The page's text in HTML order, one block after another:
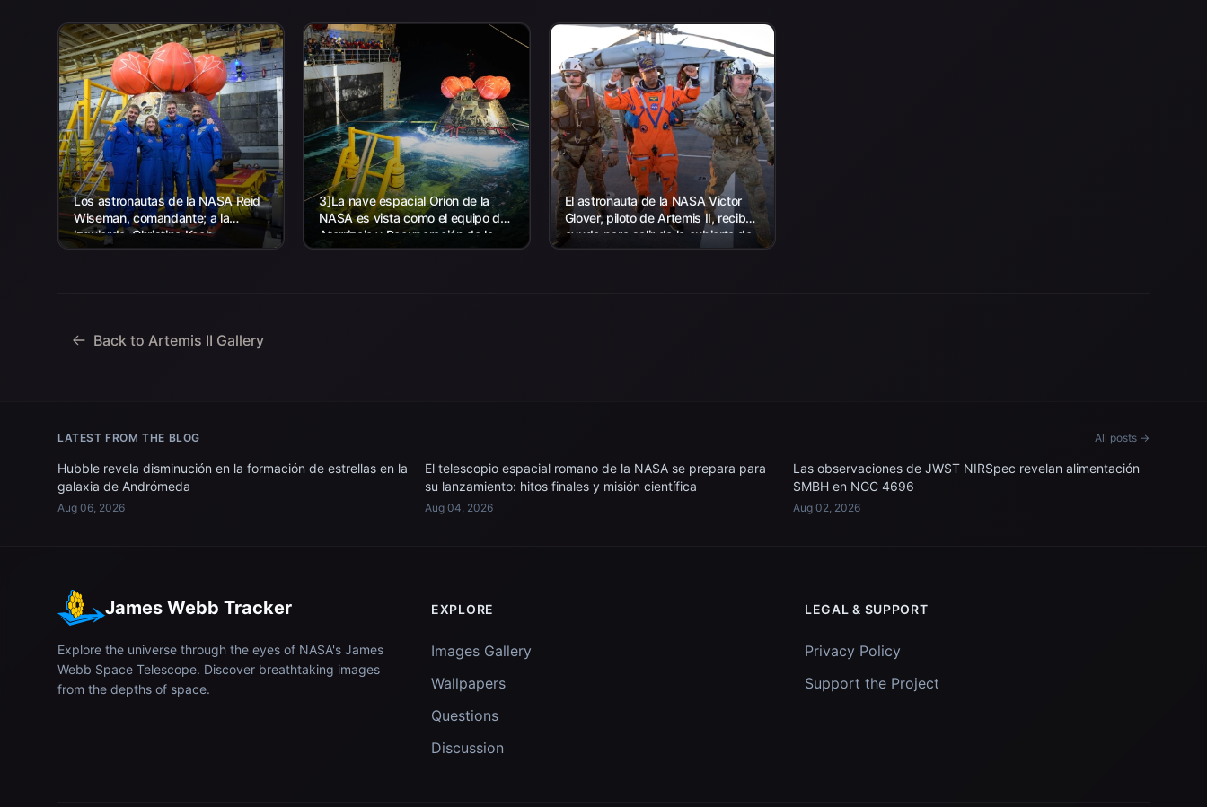
Los astronautas de la NASA Reid
Wiseman, comandante; a la
izquierda, Christina Koch,
especialista en misión; el
3]La nave espacial Orion de la
NASA es vista como el equipo de
Aterrizaje y Recuperación de la
agencia, junto con el personal de
El astronauta de la NASA Victor
Glover, piloto de Artemis II, recibe
ayuda para salir de la cubierta de
vuelo después de llegar a bordo
Back to Artemis II Gallery
LATEST FROM THE BLOG All posts →
Hubble revela disminución en la formación de estrellas en la
galaxia de Andrómeda
Aug 06, 2026
El telescopio espacial romano de la NASA se prepara para
su lanzamiento: hitos finales y misión científica
Aug 04, 2026
Las observaciones de JWST NIRSpec revelan alimentación
SMBH en NGC 4696
Aug 02, 2026
James Webb Tracker
Explore the universe through the eyes of NASA's James
Webb Space Telescope. Discover breathtaking images
from the depths of space.
EXPLORE
Images Gallery
Wallpapers
Questions
Discussion
LEGAL & SUPPORT
Privacy Policy
Support the Project